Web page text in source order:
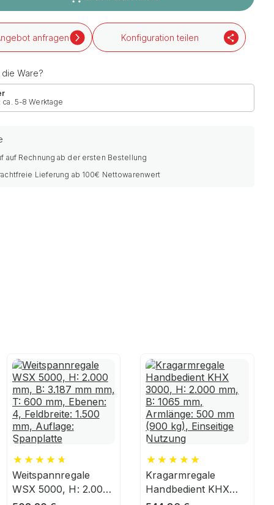
anfragen Konfiguration teilen
Ware?
5-8 Werktage
auf Rechnung ab der ersten Bestellung
Lieferung ab 100€ Nettowarenwert
Weitspannregale
WSX 5000, H: 2.000
Kragarmregale
Handbedient KHX